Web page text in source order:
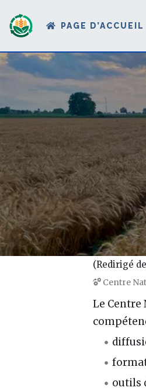
PAGE D’ACCUEIL
(Redirigé
Aller à :
Centre
Le Centre
outils